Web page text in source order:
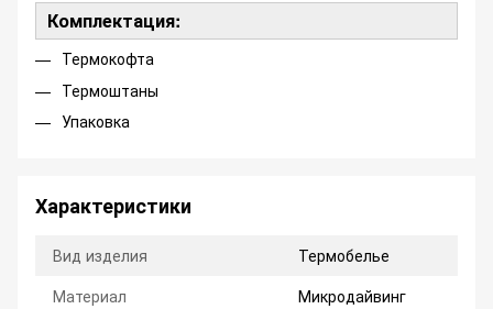
Комплектация:
Термокофта
Термоштаны
Упаковка
Характеристики
Вид изделия
Термобелье
Материал
Микродайвинг